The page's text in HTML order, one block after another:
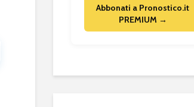
Abbonati a Pronostico.it
PREMIUM →